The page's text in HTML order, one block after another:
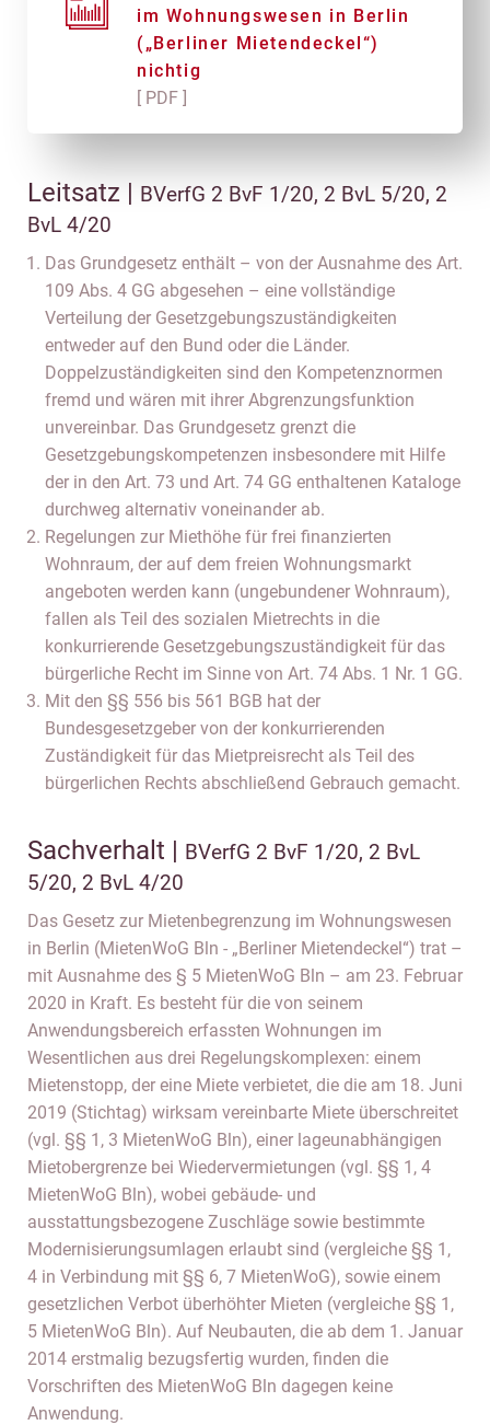
im Wohnungswesen in Berlin
(„Berliner Mietendeckel“)
nichtig
[ PDF ]
Leitsatz | BVerfG 2 BvF 1/20, 2 BvL 5/20, 2
BvL 4/20
Das Grundgesetz enthält – von der Ausnahme des Art.
109 Abs. 4 GG abgesehen – eine vollständige
Verteilung der Gesetzgebungszuständigkeiten
entweder auf den Bund oder die Länder.
Doppelzuständigkeiten sind den Kompetenznormen
fremd und wären mit ihrer Abgrenzungsfunktion
unvereinbar. Das Grundgesetz grenzt die
Gesetzgebungskompetenzen insbesondere mit Hilfe
der in den Art. 73 und Art. 74 GG enthaltenen Kataloge
durchweg alternativ voneinander ab.
Regelungen zur Miethöhe für frei finanzierten
Wohnraum, der auf dem freien Wohnungsmarkt
angeboten werden kann (ungebundener Wohnraum),
fallen als Teil des sozialen Mietrechts in die
konkurrierende Gesetzgebungszuständigkeit für das
bürgerliche Recht im Sinne von Art. 74 Abs. 1 Nr. 1 GG.
Mit den §§ 556 bis 561 BGB hat der
Bundesgesetzgeber von der konkurrierenden
Zuständigkeit für das Mietpreisrecht als Teil des
bürgerlichen Rechts abschließend Gebrauch gemacht.
Sachverhalt | BVerfG 2 BvF 1/20, 2 BvL
5/20, 2 BvL 4/20
Das Gesetz zur Mietenbegrenzung im Wohnungswesen
in Berlin (MietenWoG Bln - „Berliner Mietendeckel“) trat –
mit Ausnahme des § 5 MietenWoG Bln – am 23. Februar
2020 in Kraft. Es besteht für die von seinem
Anwendungsbereich erfassten Wohnungen im
Wesentlichen aus drei Regelungskomplexen: einem
Mietenstopp, der eine Miete verbietet, die die am 18. Juni
2019 (Stichtag) wirksam vereinbarte Miete überschreitet
(vgl. §§ 1, 3 MietenWoG Bln), einer lageunabhängigen
Mietobergrenze bei Wiedervermietungen (vgl. §§ 1, 4
MietenWoG Bln), wobei gebäude- und
ausstattungsbezogene Zuschläge sowie bestimmte
Modernisierungsumlagen erlaubt sind (vergleiche §§ 1,
4 in Verbindung mit §§ 6, 7 MietenWoG), sowie einem
gesetzlichen Verbot überhöhter Mieten (vergleiche §§ 1,
5 MietenWoG Bln). Auf Neubauten, die ab dem 1. Januar
2014 erstmalig bezugsfertig wurden, finden die
Vorschriften des MietenWoG Bln dagegen keine
Anwendung.